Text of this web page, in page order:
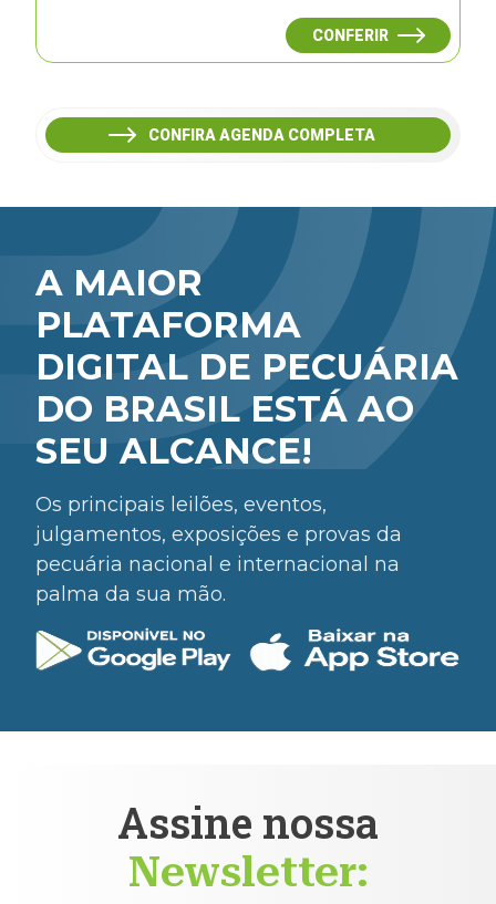
CONFERIR
CONFIRA AGENDA COMPLETA
A MAIOR
PLATAFORMA
DIGITAL DE PECUÁRIA
DO BRASIL ESTÁ AO
SEU ALCANCE!
Os principais leilões, eventos,
julgamentos, exposições e provas da
pecuária nacional e internacional na
palma da sua mão.
Assine nossa
Newsletter: